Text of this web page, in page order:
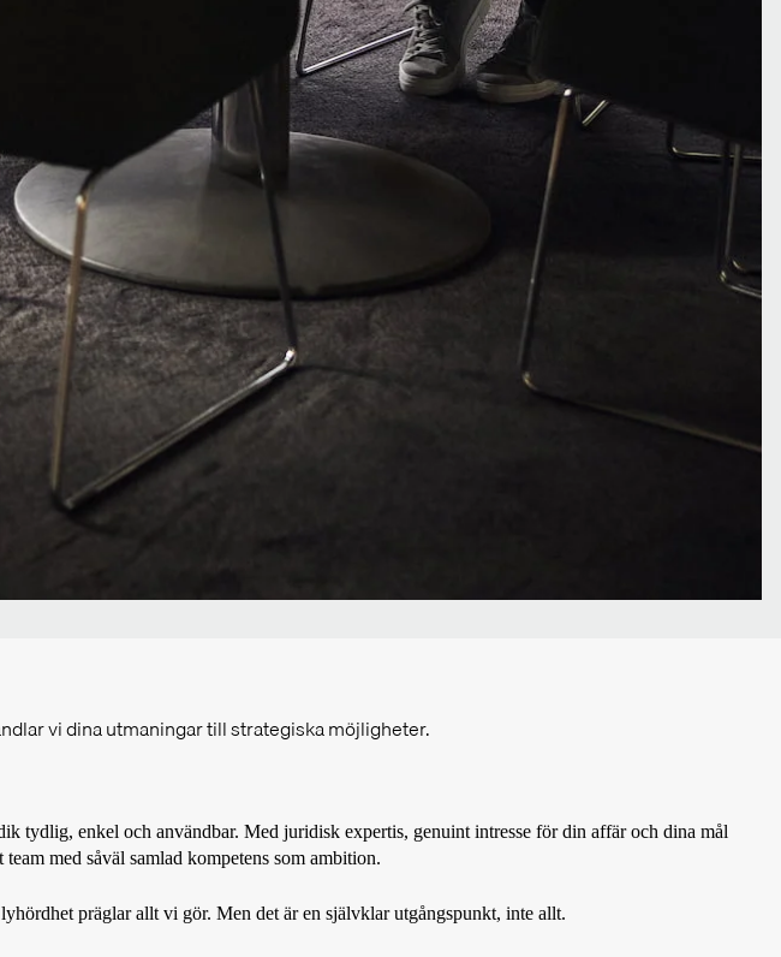
vi dina utmaningar till strategiska möjligheter.
tydlig, enkel och användbar. Med juridisk expertis, genuint intresse för din affär och dina mål
med såväl samlad kompetens som ambition.
präglar allt vi gör. Men det är en självklar utgångspunkt, inte allt.